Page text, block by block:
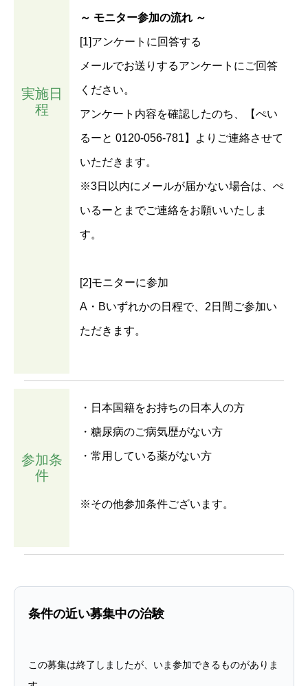
実施日
程
～ モニター参加の流れ ～
[1]アンケートに回答する
メールでお送りするアンケートにご回答
ください。
アンケート内容を確認したのち、【ぺい
るーと 0120-056-781】よりご連絡させて
いただきます。
※3日以内にメールが届かない場合は、ぺ
いるーとまでご連絡をお願いいたしま
す。
[2]モニターに参加
A・Bいずれかの日程で、2日間ご参加い
ただきます。
参加条
件
・日本国籍をお持ちの日本人の方
・糖尿病のご病気歴がない方
・常用している薬がない方
※その他参加条件ございます。
条件の近い募集中の治験
この募集は終了しましたが、いま参加できるものがありま